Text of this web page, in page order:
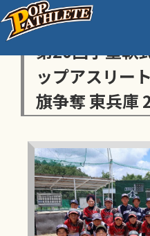
センス・トラ
第20回学童軟
ップアスリー
旗争奪 東兵庫